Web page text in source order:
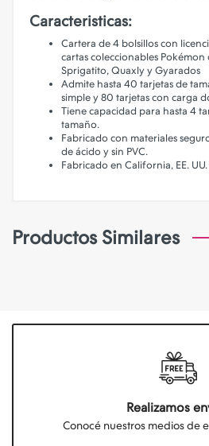
Caracteristicas:
Cartera de 4 bolsillos con
cartas coleccionables Pokémon
Sprigatito, Quaxly y Gyarados
Admite hasta 40 tarjetas de
simple y 80 tarjetas con carga
Tiene capacidad para hasta 4
tamaño.
Fabricado con materiales
de ácido y sin PVC.
Fabricado en California, EE. UU.
Productos Similares
Realizamos
Conocé nuestros medios de